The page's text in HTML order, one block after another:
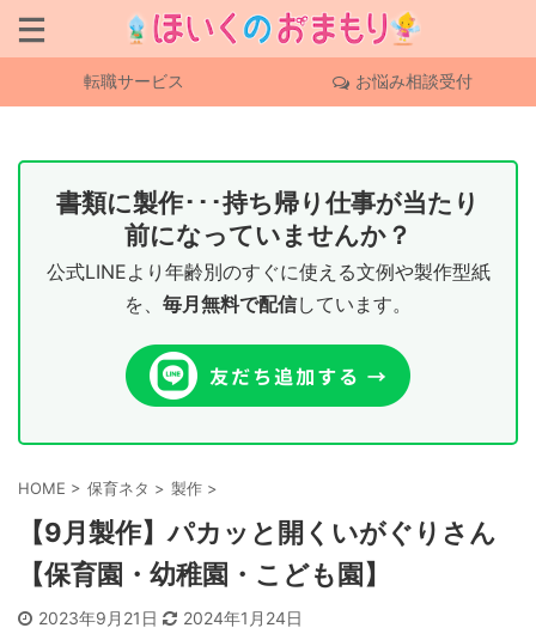
転職サービス お悩み相談受付
書類に製作･･･持ち帰り仕事が当たり
前になっていませんか？
公式LINEより年齢別のすぐに使える文例や製作型紙
を、 毎月無料で配信しています。
HOME > 保育ネタ > 製作 >
【9月製作】パカッと開くいがぐりさん
【保育園・幼稚園・こども園】
2023年9月21日 2024年1月24日